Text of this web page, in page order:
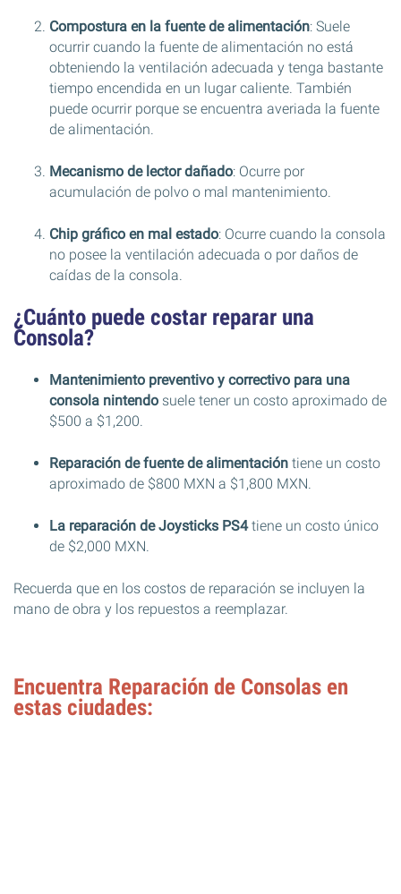
Compostura en la fuente de alimentación: Suele
ocurrir cuando la fuente de alimentación no está
obteniendo la ventilación adecuada y tenga bastante
tiempo encendida en un lugar caliente. También
puede ocurrir porque se encuentra averiada la fuente
de alimentación.
Mecanismo de lector dañado: Ocurre por
acumulación de polvo o mal mantenimiento.
Chip gráfico en mal estado: Ocurre cuando la consola
no posee la ventilación adecuada o por daños de
caídas de la consola.
¿Cuánto puede costar reparar una
Consola?
Mantenimiento preventivo y correctivo para una
consola nintendo suele tener un costo aproximado de
$500 a $1,200.
Reparación de fuente de alimentación tiene un costo
aproximado de $800 MXN a $1,800 MXN.
La reparación de Joysticks PS4tiene un costo único
de $2,000 MXN.
Recuerda que en los costos de reparación se incluyen la
mano de obra y los repuestos a reemplazar.
Encuentra Reparación de Consolas en
estas ciudades: